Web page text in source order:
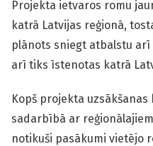
Projekta ietvaros romu
katrā Latvijas reģionā,
plānots sniegt atbalstu arī
arī tiks īstenotas katrā
Kopš projekta
sadarbībā ar
notikuši pasākumi vietējo